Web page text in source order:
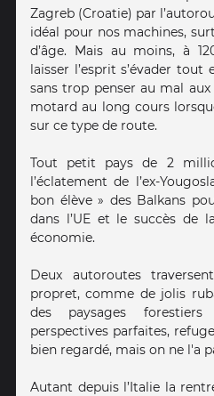
Zagreb (Croatie) par
idéal pour nos machines,
d’âge. Mais au moins, à
laisser l’esprit s’évader
sans trop penser au mal
motard au long cours
sur ce type de route.
Tout petit pays de 2
l’éclatement de l’ex-
bon élève » des Balkans
dans l’UE et le succès de
économie.
Deux autoroutes
propret, comme de jolis
des paysages
perspectives parfaites,
bien regardé, mais on ne l'a
Autant depuis l’Italie la